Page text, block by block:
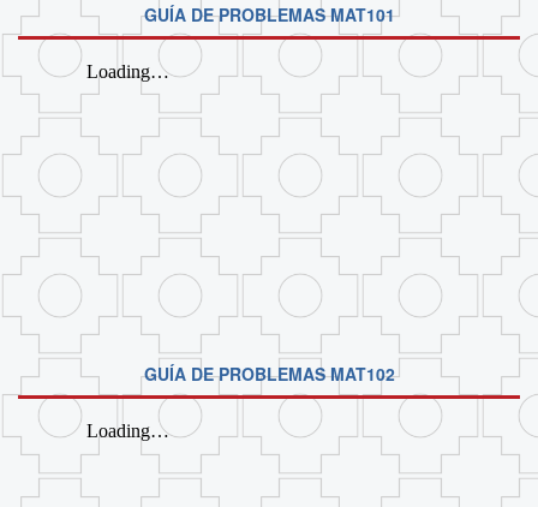
GUÍA DE PROBLEMAS MAT101
GUÍA DE PROBLEMAS MAT102